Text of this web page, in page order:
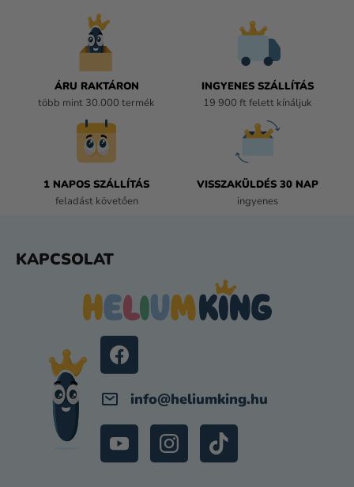
ÁRU RAKTÁRON
több mint 30.000 termék
INGYENES SZÁLLÍTÁS
19 900 ft felett kínáljuk
1 NAPOS SZÁLLÍTÁS
feladást követően
VISSZAKÜLDÉS 30 NAP
ingyenes
KAPCSOLAT
info@heliumking.hu